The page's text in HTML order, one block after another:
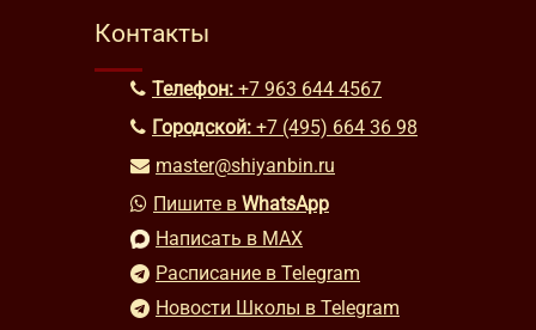
Контакты
Телефон: +7 963 644 4567
Городской: +7 (495) 664 36 98
master@shiyanbin.ru
Пишите в WhatsApp
Написать в MAX
Расписание в Telegram
Новости Школы в Telegram